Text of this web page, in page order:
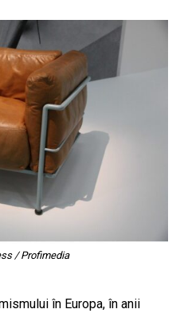
/ Profimedia
în Europa, în anii